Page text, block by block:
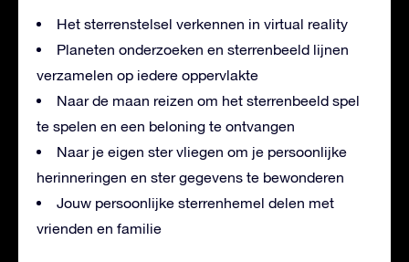
Het sterrenstelsel verkennen in virtual reality
Planeten onderzoeken en sterrenbeeld lijnen
verzamelen op iedere oppervlakte
Naar de maan reizen om het sterrenbeeld spel
te spelen en een beloning te ontvangen
Naar je eigen ster vliegen om je persoonlijke
herinneringen en ster gegevens te bewonderen
Jouw persoonlijke sterrenhemel delen met
vrienden en familie